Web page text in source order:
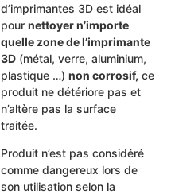
d’imprimantes 3D est idéal
pour nettoyer n’importe
quelle zone de l’imprimante
3D(métal, verre, aluminium,
plastique …) non corrosif, ce
produit ne détériore pas et
n’altère pas la surface
traitée.
Produit n’est pas considéré
comme dangereux lors de
son utilisation selon la